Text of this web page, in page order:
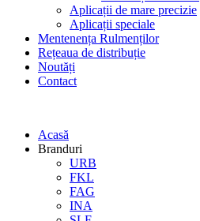
Aplicații de mare precizie
Aplicații speciale
Mentenența Rulmenților
Rețeaua de distribuție
Noutăți
Contact
Acasă
Branduri
URB
FKL
FAG
INA